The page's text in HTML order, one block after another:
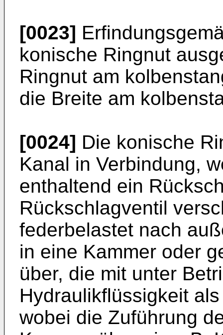
[0023]
konische Ringnut
Ringnut am
die Breite am
[0024] Die konische
Kanal in Verbindung,
enthaltend ein
Rückschlagventil
federbelastet nach
in eine Kammer oder
über, die mit unter
Hydraulikflüssigkeit
wobei die Zuführung